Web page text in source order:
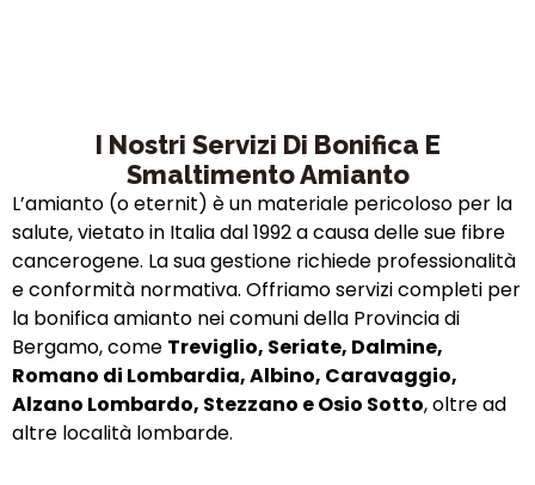
I Nostri Servizi Di Bonifica E
Smaltimento Amianto
L’amianto (o eternit) è un materiale pericoloso per la
salute, vietato in Italia dal 1992 a causa delle sue fibre
cancerogene. La sua gestione richiede professionalità
e conformità normativa. Offriamo servizi completi per
la bonifica amianto nei comuni della Provincia di
Bergamo, come Treviglio, Seriate, Dalmine,
Romano di Lombardia, Albino, Caravaggio,
Alzano Lombardo, Stezzano e Osio Sotto, oltre ad
altre località lombarde.